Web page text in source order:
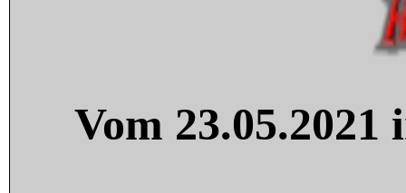
Vom